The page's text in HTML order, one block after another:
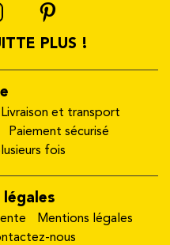
PLUS !
Livraison et transport
Paiement sécurisé
fois
Mentions légales
nous